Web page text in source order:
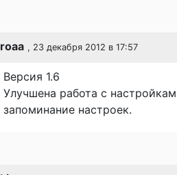
roaa , 23 декабря 2012 в 17:57
Версия 1.6
Улучшена работа с
запоминание настроек.